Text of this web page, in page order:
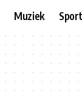
Muziek